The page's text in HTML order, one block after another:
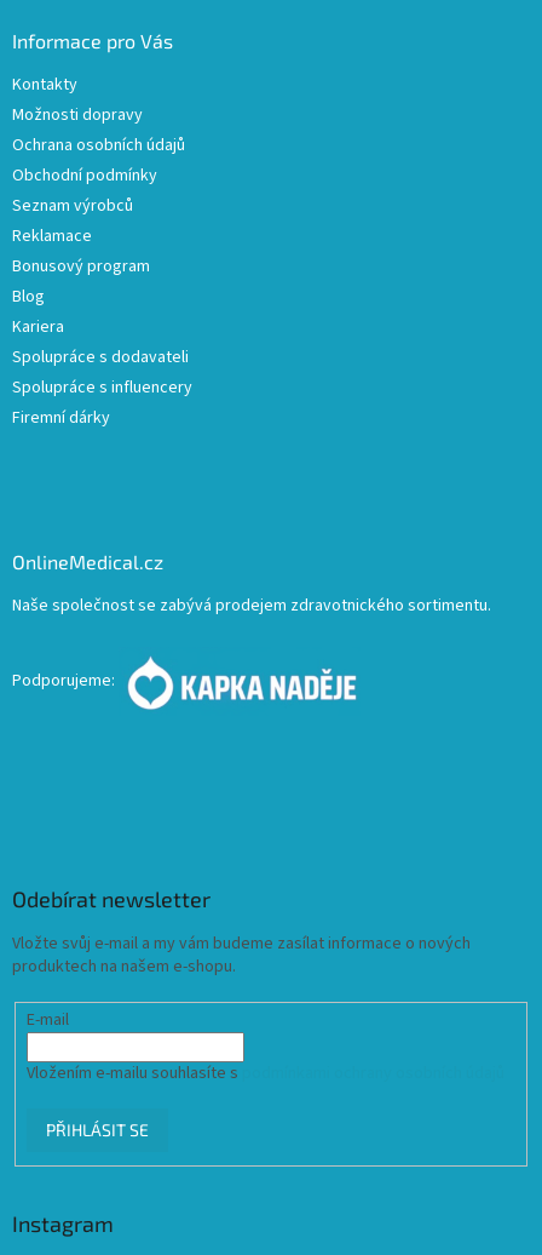
Informace pro Vás
Kontakty
Možnosti dopravy
Ochrana osobních údajů
Obchodní podmínky
Seznam výrobců
Reklamace
Bonusový program
Blog
Kariera
Spolupráce s dodavateli
Spolupráce s influencery
Firemní dárky
OnlineMedical.cz
Naše společnost se zabývá prodejem zdravotnického sortimentu.
Podporujeme:
Odebírat newsletter
Vložte svůj e-mail a my vám budeme zasílat informace o nových
produktech na našem e-shopu.
E-mail
Vložením e-mailu souhlasíte s
PŘIHLÁSIT SE
Instagram